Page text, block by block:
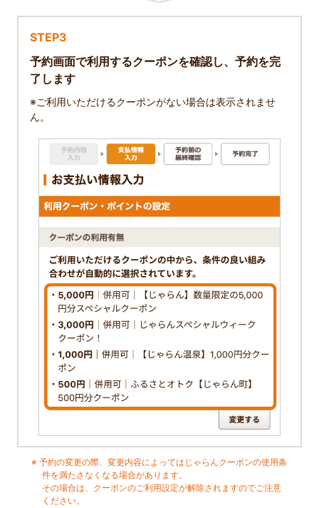
STEP3
予約画面で利用するクーポンを確認し、予約を完
了します
※ご利用いただけるクーポンがない場合は表示されませ
ん。
予約の変更の際、変更内容によってはじゃらんクーポンの使用条
件を満たさなくなる場合があります。
その場合は、クーポンのご利用設定が解除されますのでご注意
ください。